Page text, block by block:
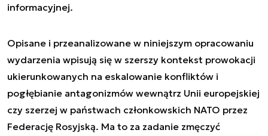
informacyjnej.
Opisane i przeanalizowane w niniejszym opracowaniu
wydarzenia wpisują się w szerszy kontekst prowokacji
ukierunkowanych na eskalowanie konfliktów i
pogłębianie antagonizmów wewnątrz Unii europejskiej
czy szerzej w państwach członkowskich NATO przez
Federację Rosyjską. Ma to za zadanie zmęczyć